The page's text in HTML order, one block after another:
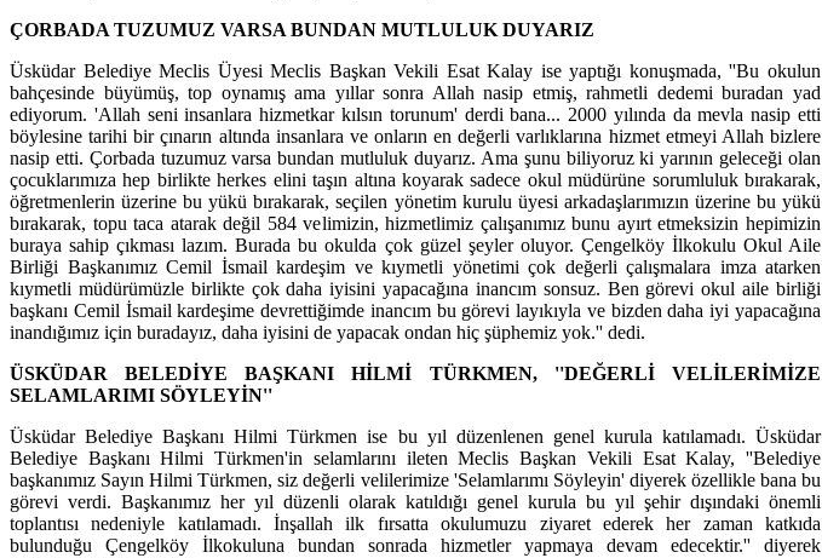
ÇORBADA TUZUMUZ VARSA BUNDAN MUTLULUK DUYARIZ
Üsküdar Belediye Meclis Üyesi Meclis Başkan Vekili Esat Kalay ise yaptığı konuşmada, ''Bu okulun
bahçesinde büyümüş, top oynamış ama yıllar sonra Allah nasip etmiş, rahmetli dedemi buradan yad
ediyorum. 'Allah seni insanlara hizmetkar kılsın torunum' derdi bana... 2000 yılında da mevla nasip etti
böylesine tarihi bir çınarın altında insanlara ve onların en değerli varlıklarına hizmet etmeyi Allah bizlere
nasip etti. Çorbada tuzumuz varsa bundan mutluluk duyarız. Ama şunu biliyoruz ki yarının geleceği olan
çocuklarımıza hep birlikte herkes elini taşın altına koyarak sadece okul müdürüne sorumluluk bırakarak,
öğretmenlerin üzerine bu yükü bırakarak, seçilen yönetim kurulu üyesi arkadaşlarımızın üzerine bu yükü
bırakarak, topu taca atarak değil 584 velimizin, hizmetlimiz çalışanımız bunu ayırt etmeksizin hepimizin
buraya sahip çıkması lazım. Burada bu okulda çok güzel şeyler oluyor. Çengelköy İlkokulu Okul Aile
Birliği Başkanımız Cemil İsmail kardeşim ve kıymetli yönetimi çok değerli çalışmalara imza atarken
kıymetli müdürümüzle birlikte çok daha iyisini yapacağına inancım sonsuz. Ben görevi okul aile birliği
başkanı Cemil İsmail kardeşime devrettiğimde inancım bu görevi layıkıyla ve bizden daha iyi yapacağına
inandığımız için buradayız, daha iyisini de yapacak ondan hiç şüphemiz yok.'' dedi.
ÜSKÜDAR BELEDİYE BAŞKANI HİLMİ TÜRKMEN, ''DEĞERLİ VELİLERİMİZE
SELAMLARIMI SÖYLEYİN''
Üsküdar Belediye Başkanı Hilmi Türkmen ise bu yıl düzenlenen genel kurula katılamadı. Üsküdar
Belediye Başkanı Hilmi Türkmen'in selamlarını ileten Meclis Başkan Vekili Esat Kalay, ''Belediye
başkanımız Sayın Hilmi Türkmen, siz değerli velilerimize 'Selamlarımı Söyleyin' diyerek özellikle bana bu
görevi verdi. Başkanımız her yıl düzenli olarak katıldığı genel kurula bu yıl şehir dışındaki önemli
toplantısı nedeniyle katılamadı. İnşallah ilk fırsatta okulumuzu ziyaret ederek her zaman katkıda
bulunduğu Çengelköy İlkokuluna bundan sonrada hizmetler yapmaya devam edecektir.'' diyerek